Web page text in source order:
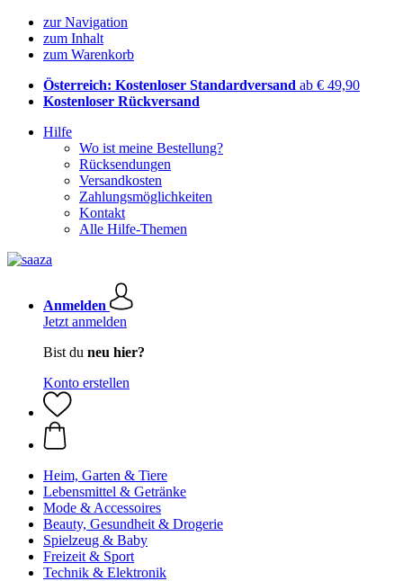
zur Navigation
zum Inhalt
zum Warenkorb
Österreich: Kostenloser Standardversand ab € 49,90
Kostenloser Rückversand
Hilfe
Wo ist meine Bestellung?
Rücksendungen
Versandkosten
Zahlungsmöglichkeiten
Kontakt
Alle Hilfe-Themen
Anmelden
Jetzt anmelden
Bist du neu hier?
Konto erstellen
Heim, Garten & Tiere
Lebensmittel & Getränke
Mode & Accessoires
Beauty, Gesundheit & Drogerie
Spielzeug & Baby
Freizeit & Sport
Technik & Elektronik